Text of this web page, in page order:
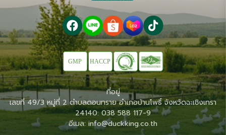
ที่อยู่
เลขที่ 49/3 หมู่ที่ 2 ตำบลดอนทราย อำเภอบ้านโพธิ์ จังหวัดฉะเชิงเทรา
24140: 038 588 117-9
อีเมล: info@duckking.co.th